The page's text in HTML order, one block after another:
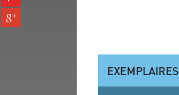
(Nouvelle
fenêtre)
sur
pinterest
(Nouvelle
Partager
sur
EXEMPLAIRES